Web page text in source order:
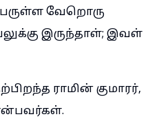
வேறொரு
இருந்தாள்; இவள்
ராமின் குமாரர்,